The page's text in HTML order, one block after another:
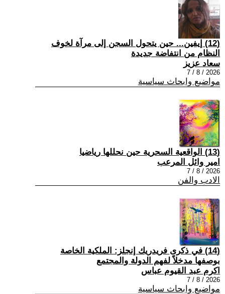
(12) إيفين... حين يتحول السجن إلى مرآة لخوف
النظام من انتفاضة جديدة
سعاد عزيز
2026 / 8 / 7
مواضيع وابحاث سياسية
(13) الواقعية السحرية حين نحللها رياضيا
امير وائل المرعب
2026 / 8 / 7
الادب والفن
(14) في ذكرى فريدريك إنجلز: الملكية الخاصة
بوصفها مدخلاً لفهم الدولة والمجتمع
اكرم عبد القيوم عباس
2026 / 8 / 7
مواضيع وابحاث سياسية